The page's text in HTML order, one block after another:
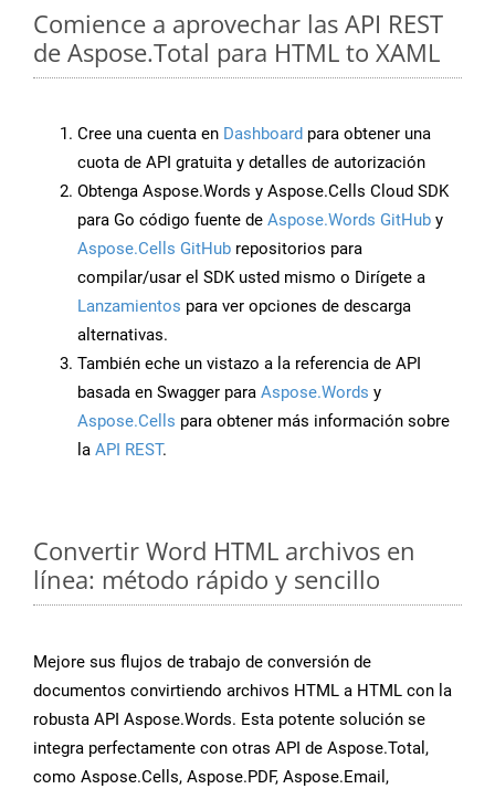
Comience a aprovechar las API REST
de Aspose.Total para HTML to XAML
Cree una cuenta en Dashboard para obtener una
cuota de API gratuita y detalles de autorización
Obtenga Aspose.Words y Aspose.Cells Cloud SDK
para Go código fuente de Aspose.Words GitHub y
Aspose.Cells GitHub repositorios para
compilar/usar el SDK usted mismo o Dirígete a
Lanzamientos para ver opciones de descarga
alternativas.
También eche un vistazo a la referencia de API
basada en Swagger para Aspose.Words y
Aspose.Cells para obtener más información sobre
la API REST.
Convertir Word HTML archivos en
línea: método rápido y sencillo
Mejore sus flujos de trabajo de conversión de
documentos convirtiendo archivos HTML a HTML con la
robusta API Aspose.Words. Esta potente solución se
integra perfectamente con otras API de Aspose.Total,
como Aspose.Cells, Aspose.PDF, Aspose.Email,